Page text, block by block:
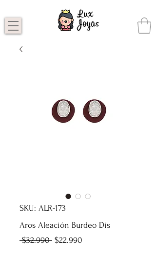
SKU: ALR-173
Aros Aleación Burdeo Dis
$32.990 Precio
$22.990